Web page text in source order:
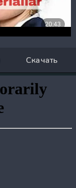
Скачать